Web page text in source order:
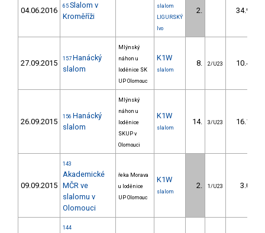
04.06.2016 65 Slalom v
Kroměříži
slalom
LIGURSKÝ
Ivo
2. 34.90
27.09.2015 157 Hanácký
slalom
Mlýnský
náhon u
loděnice SK
UP Olomouc
K1W
slalom
8. 2/U23 10.40
26.09.2015
156 Hanácký
slalom
Mlýnský
náhon u
loděnice
SKUP v
Olomouci
K1W
slalom
14. 3/U23 16.10
09.09.2015
143
Akademické
MČR ve
slalomu v
Olomouci
řeka Morava
u loděnice
UP Olomouc
K1W
slalom
2. 1/U23 3.00
144